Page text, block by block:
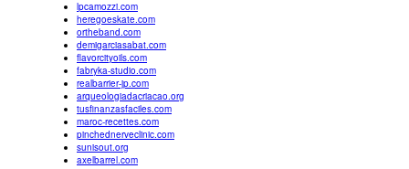
lpcamozzi.com
heregoeskate.com
ortheband.com
demigarciasabat.com
flavorcityoils.com
fabryka-studio.com
realbarrier-jp.com
arqueologiadacriacao.org
tusfinanzasfaciles.com
maroc-recettes.com
pinchednerveclinic.com
sunisout.org
axelbarrel.com